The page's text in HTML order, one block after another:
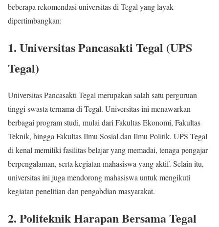
beberapa rekomendasi universitas di Tegal yang layak
dipertimbangkan:
1. Universitas Pancasakti Tegal (UPS
Tegal)
Universitas Pancasakti Tegal merupakan salah satu perguruan
tinggi swasta ternama di Tegal. Universitas ini menawarkan
berbagai program studi, mulai dari Fakultas Ekonomi, Fakultas
Teknik, hingga Fakultas Ilmu Sosial dan Ilmu Politik. UPS Tegal
di kenal memiliki fasilitas belajar yang memadai, tenaga pengajar
berpengalaman, serta kegiatan mahasiswa yang aktif. Selain itu,
universitas ini juga mendorong mahasiswa untuk mengikuti
kegiatan penelitian dan pengabdian masyarakat.
2. Politeknik Harapan Bersama Tegal